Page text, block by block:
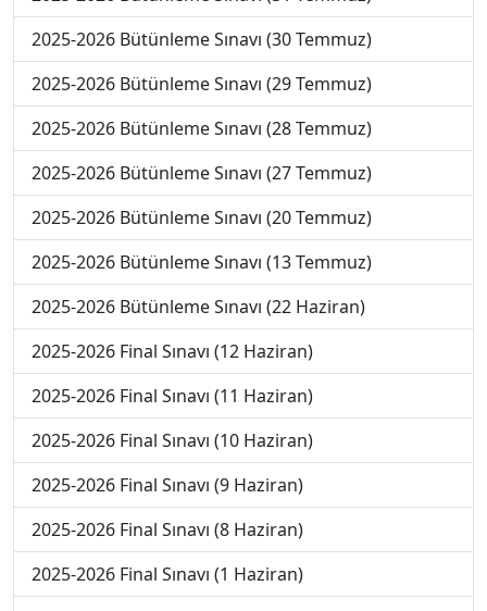
2025-2026 Bütünleme Sınavı (30 Temmuz)
2025-2026 Bütünleme Sınavı (29 Temmuz)
2025-2026 Bütünleme Sınavı (28 Temmuz)
2025-2026 Bütünleme Sınavı (27 Temmuz)
2025-2026 Bütünleme Sınavı (20 Temmuz)
2025-2026 Bütünleme Sınavı (13 Temmuz)
2025-2026 Bütünleme Sınavı (22 Haziran)
2025-2026 Final Sınavı (12 Haziran)
2025-2026 Final Sınavı (11 Haziran)
2025-2026 Final Sınavı (10 Haziran)
2025-2026 Final Sınavı (9 Haziran)
2025-2026 Final Sınavı (8 Haziran)
2025-2026 Final Sınavı (1 Haziran)